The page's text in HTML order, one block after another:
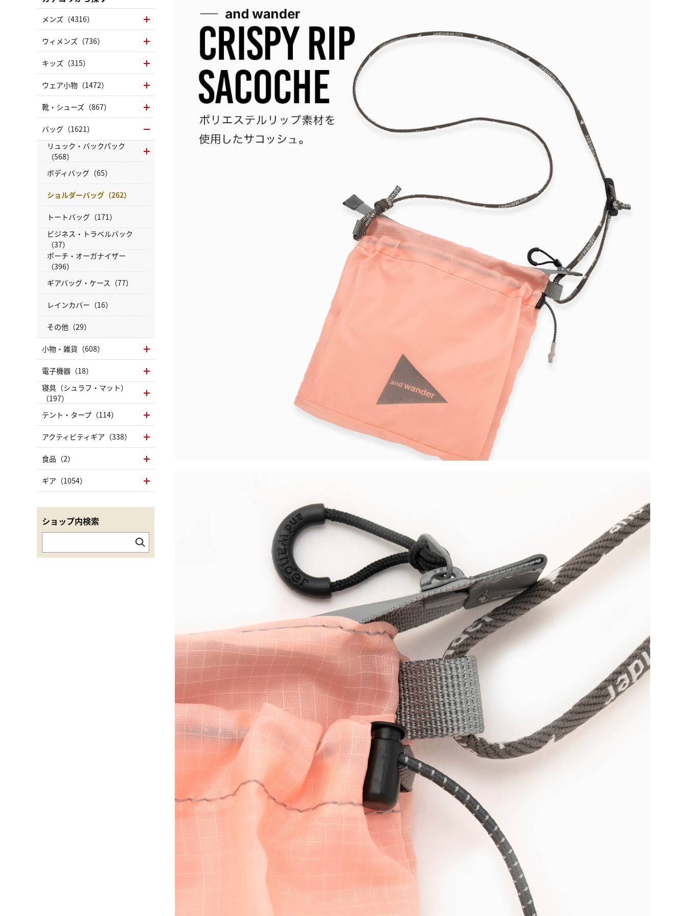
メンズ（4316）
ウィメンズ（736）
キッズ（315）
ウェア小物（1472）
靴・シューズ（867）
バッグ（1621）
リュック・バックパック
（568）
ボディバッグ（65）
ショルダーバッグ（262）
トートバッグ（171）
ビジネス・トラベルバック
（37）
ポーチ・オーガナイザー
（396）
ギアバッグ・ケース（77）
レインカバー（16）
その他（29）
小物・雑貨（608）
電子機器（18）
寝具（シュラフ・マット）
（197）
テント・タープ（114）
アクティビティギア（338）
食品（2）
ギア（1054）
ショップ内検索